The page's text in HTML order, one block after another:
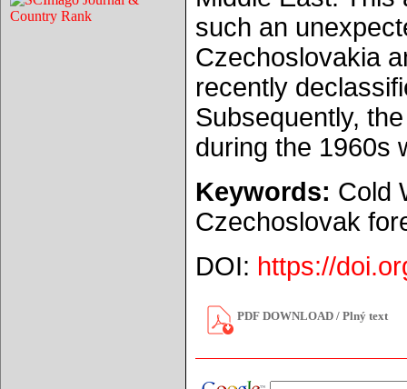
such an
Czechoslovakia
recently
Subsequently,
during the 1960s
Keywords: Cold
Czechoslovak
DOI: https://
PDF DOWNLOAD / Plný text